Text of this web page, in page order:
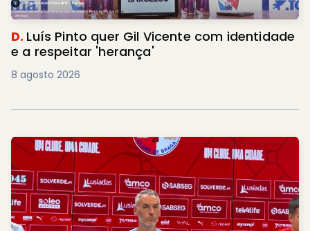
D. Luís Pinto quer Gil Vicente com identidade
e a respeitar 'herança'
8 agosto 2026